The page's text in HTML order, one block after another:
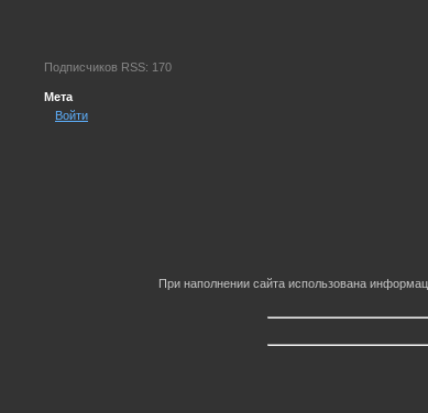
Подписчиков RSS: 170
Мета
Войти
При наполнении сайта использована